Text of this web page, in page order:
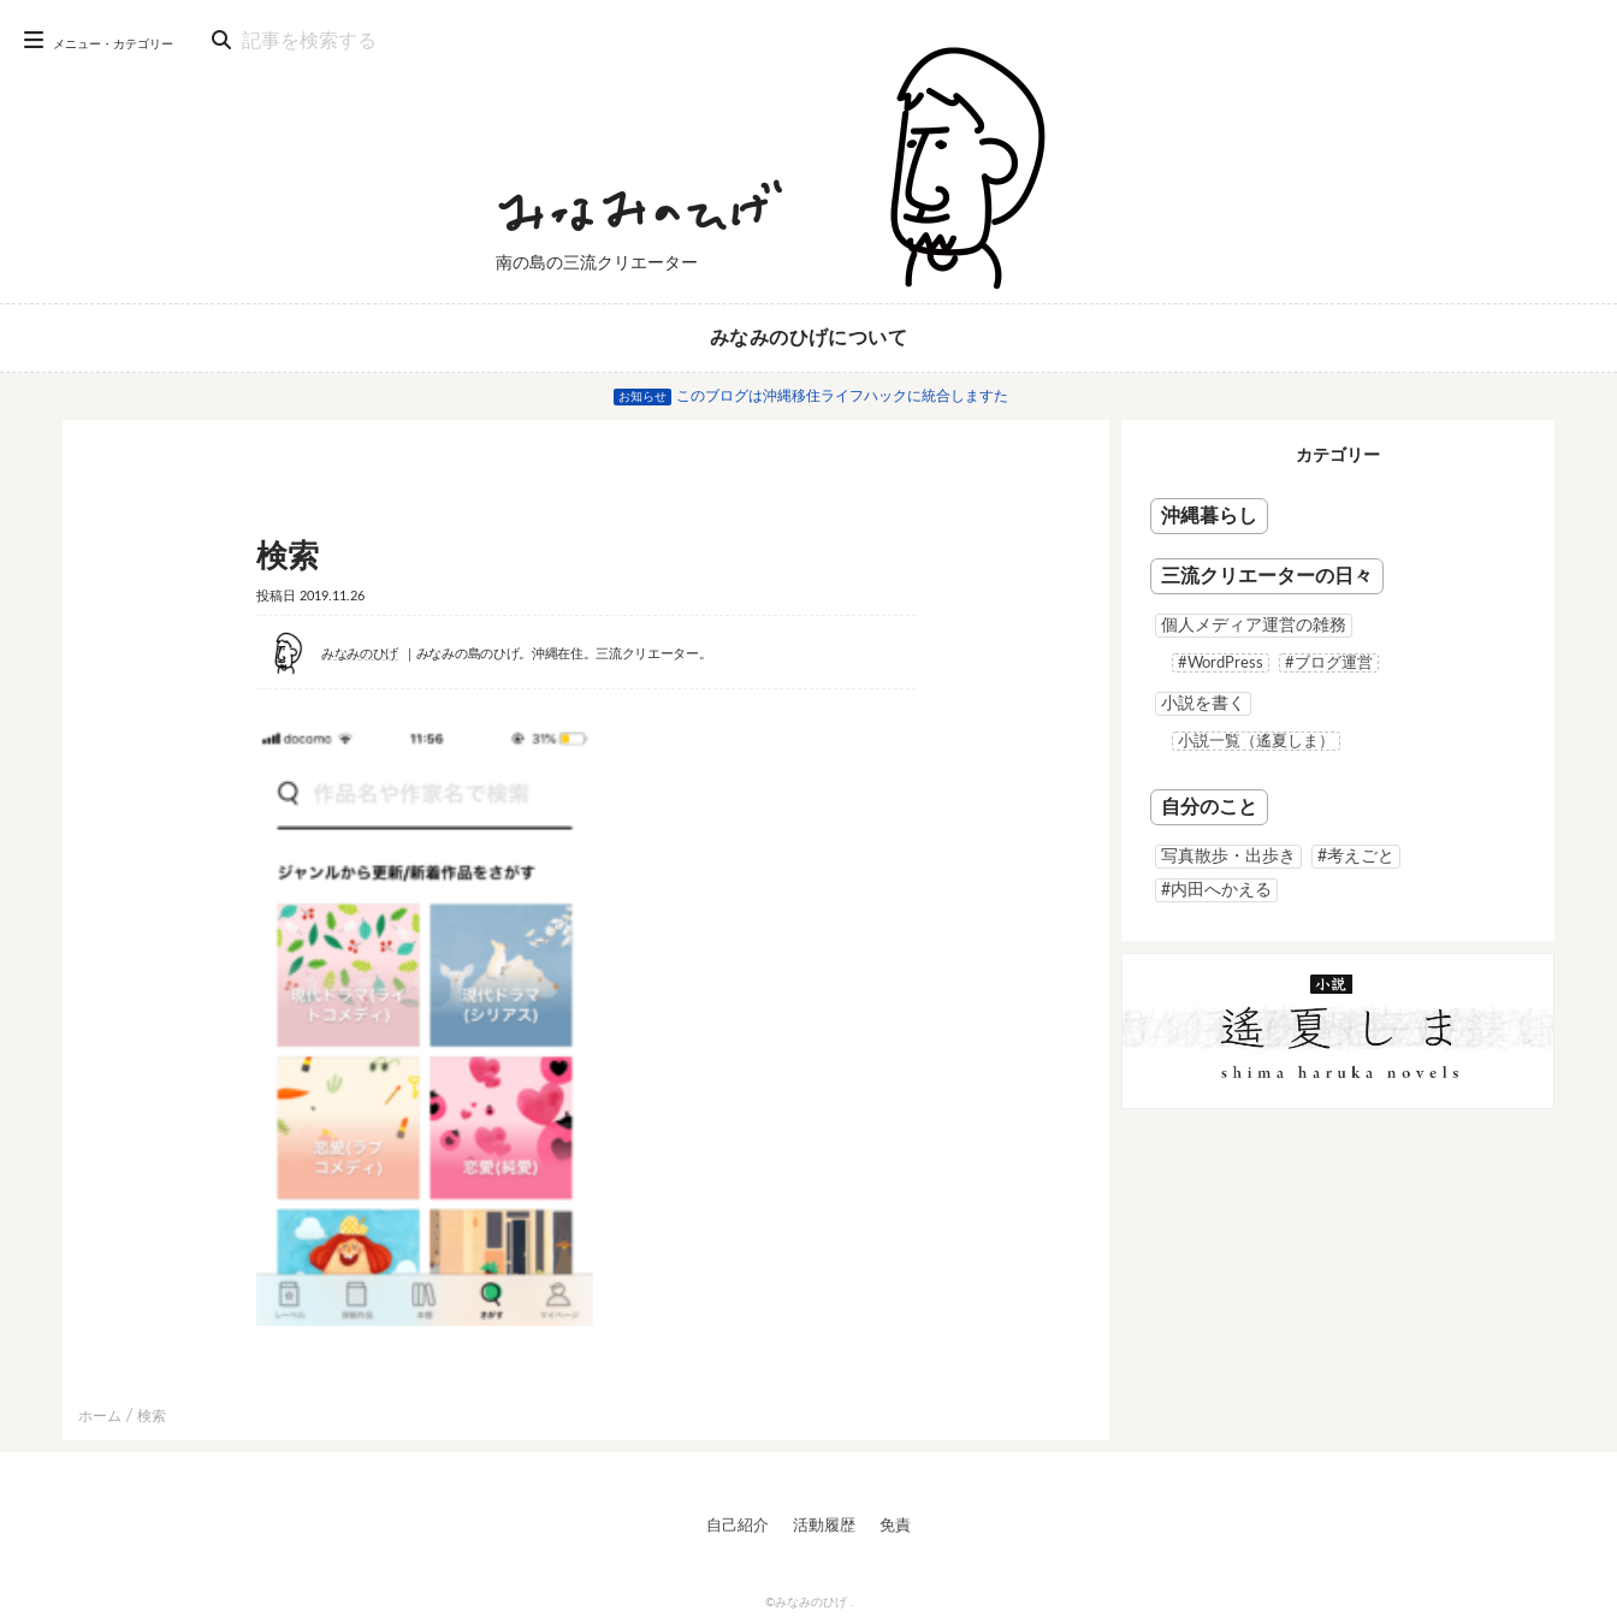
南の島の三流クリエーター
メニュー・カテゴリー
みなみのひげについて
お知らせ このブログは沖縄移住ライフハックに統合しますた
検索
投稿日 2019.11.26
みなみのひげ みなみの島のひげ。沖縄在住。三流クリエーター。
ホーム 検索
カテゴリー
沖縄暮らし
三流クリエーターの日々
個人メディア運営の雑務
#WordPress #ブログ運営
小説を書く
小説一覧（遙夏しま）
自分のこと
写真散歩・出歩き
#考えごと
#内田へかえる
自己紹介 活動履歴 免責
©みなみのひげ .